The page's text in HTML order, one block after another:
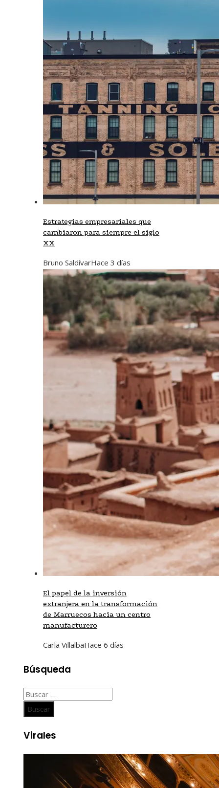
Estrategias empresariales que
cambiaron para siempre el siglo
XX
Bruno SaldívarHace 3 días
El papel de la inversión
extranjera en la transformación
de Marruecos hacia un centro
manufacturero
Carla VillalbaHace 6 días
Búsqueda
Buscar:
Virales